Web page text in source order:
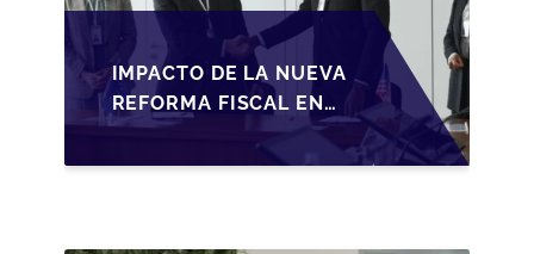
IMPACTO DE LA NUEVA
REFORMA FISCAL EN
LA TRANSMISIÓN DE
PYMES EN ESPAÑA